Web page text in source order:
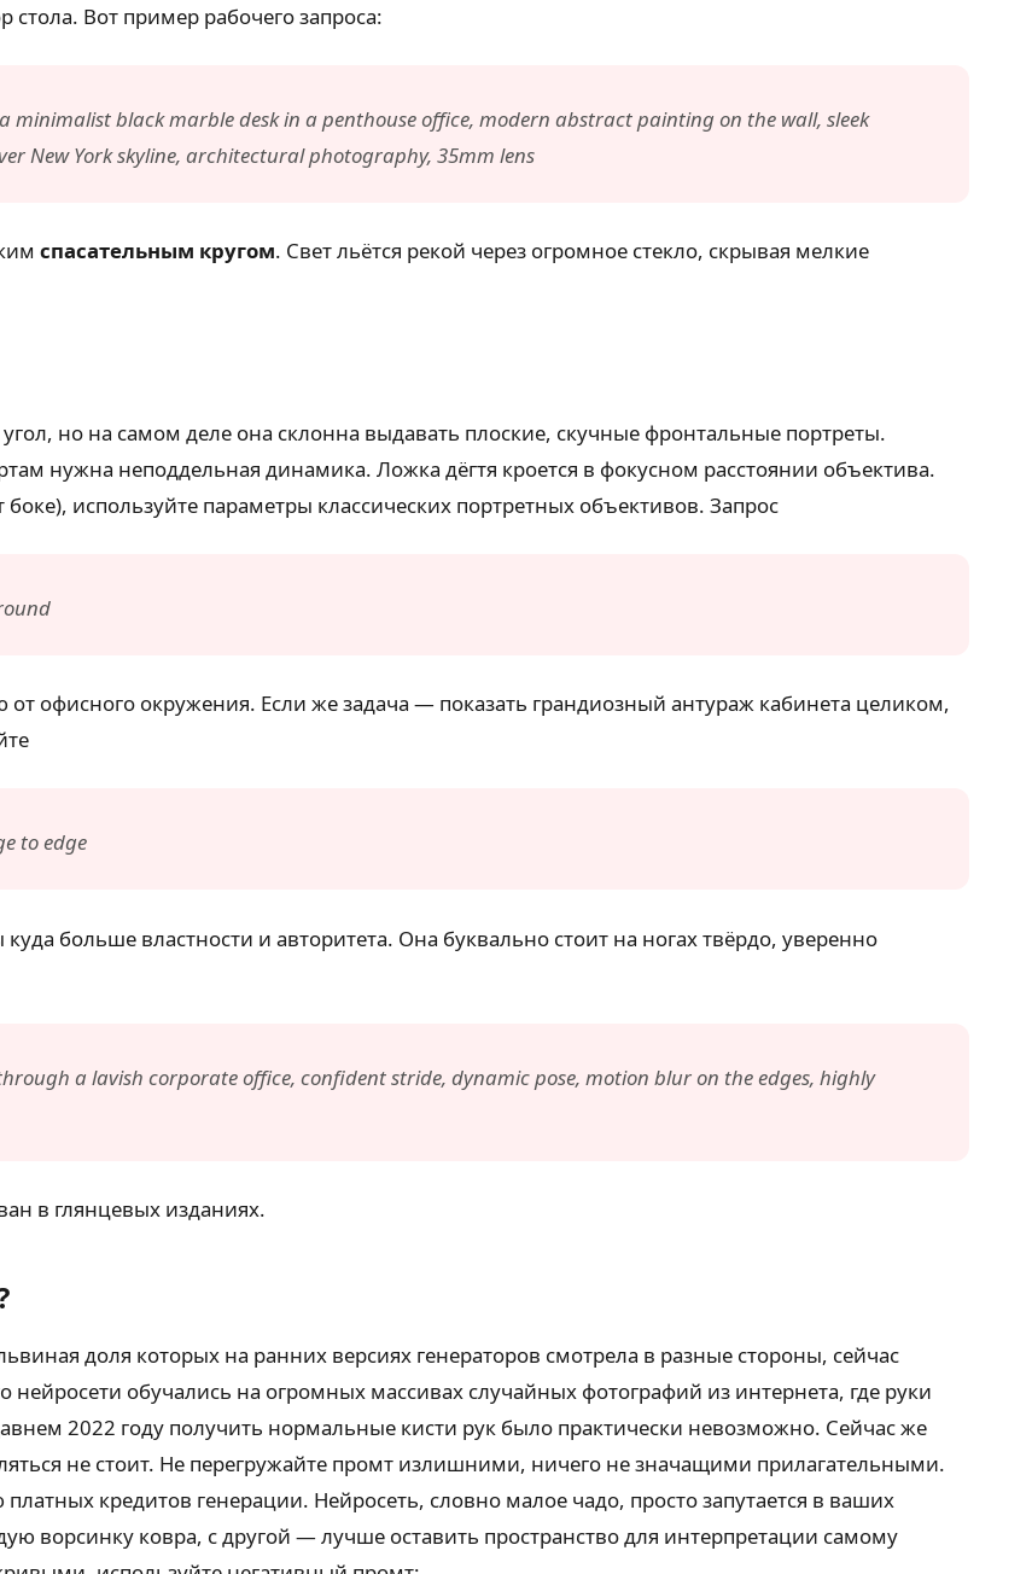
стола. Вот пример рабочего запроса:
minimalist black marble desk in a penthouse office, modern abstract painting on the wall, sleek
New York skyline, architectural photography, 35mm lens
спасательным кругом. Свет льётся рекой через огромное стекло, скрывая мелкие
но на самом деле она склонна выдавать плоские, скучные фронтальные портреты.
нужна неподдельная динамика. Ложка дёгтя кроется в фокусном расстоянии объектива.
используйте параметры классических портретных объективов. Запрос
офисного окружения. Если же задача — показать грандиозный антураж кабинета целиком,
to edge
больше властности и авторитета. Она буквально стоит на ногах твёрдо, уверенно
a lavish corporate office, confident stride, dynamic pose, motion blur on the edges, highly
в глянцевых изданиях.
доля которых на ранних версиях генераторов смотрела в разные стороны, сейчас
нейросети обучались на огромных массивах случайных фотографий из интернета, где руки
2022 году получить нормальные кисти рук было практически невозможно. Сейчас же
не стоит. Не перегружайте промт излишними, ничего не значащими прилагательными.
кредитов генерации. Нейросеть, словно малое чадо, просто запутается в ваших
ворсинку ковра, с другой — лучше оставить пространство для интерпретации самому